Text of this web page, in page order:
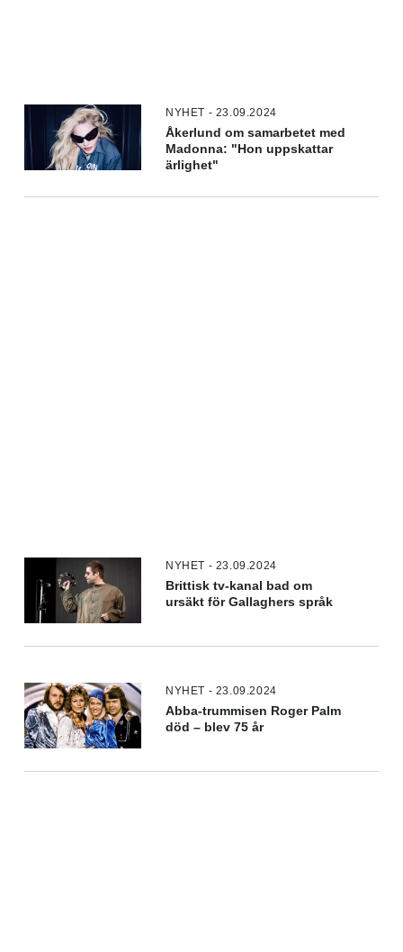
NYHET - 23.09.2024
Åkerlund om samarbetet med
Madonna: "Hon uppskattar
ärlighet"
NYHET - 23.09.2024
Brittisk tv-kanal bad om
ursäkt för Gallaghers språk
NYHET - 23.09.2024
Abba-trummisen Roger Palm
död – blev 75 år